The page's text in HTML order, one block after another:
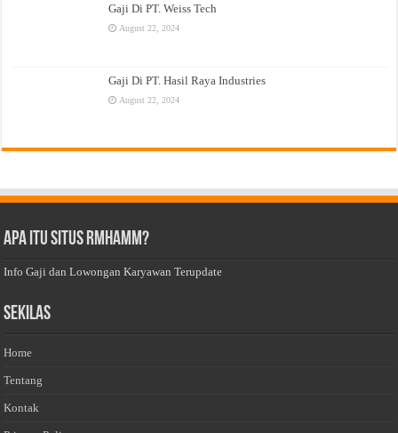
Gaji Di PT. Weiss Tech
August 22, 2024
Gaji Di PT. Hasil Raya Industries
August 22, 2024
Apa Itu Situs Rmhamm?
Info Gaji dan Lowongan Karyawan Terupdate
Sekilas
Home
Tentang
Kontak